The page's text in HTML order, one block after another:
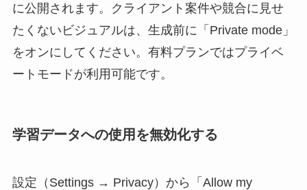
に公開されます。クライアント案件や競合に見せ
たくないビジュアルは、生成前に「Private mode」
をオンにしてください。有料プランではプライベ
ートモードが利用可能です。
学習データへの使用を無効化する
設定（Settings → Privacy）から「Allow my